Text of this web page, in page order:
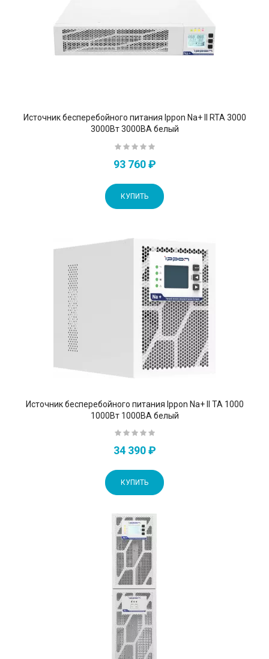
Источник бесперебойного питания Ippon Na+ II RTA 3000
3000Вт 3000ВА белый
93 760 ₽
КУПИТЬ
Источник бесперебойного питания Ippon Na+ II TA 1000
1000Вт 1000ВА белый
34 390 ₽
КУПИТЬ